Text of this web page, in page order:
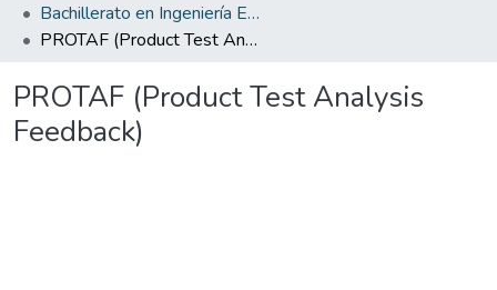
Bachillerato en Ingeniería Electrónica
PROTAF (Product Test Analysis Feedback)
PROTAF (Product Test Analysis
Feedback)